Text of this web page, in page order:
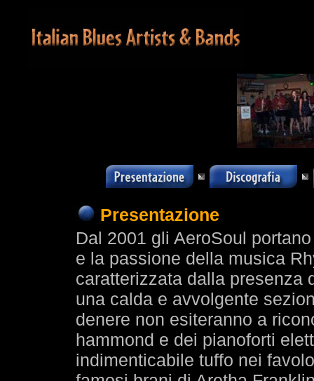
Presentazione
Dal 2001 gli AeroSoul
e la passione della musica
caratterizzata dalla presenza
una calda e avvolgente
denere non esiteranno a
hammond e dei pianoforti
indimenticabile tuffo nei